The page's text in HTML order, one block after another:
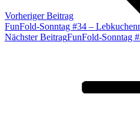
Vorheriger Beitrag
FunFold-Sonntag #34 –
Nächster BeitragFunFold-Sonntag